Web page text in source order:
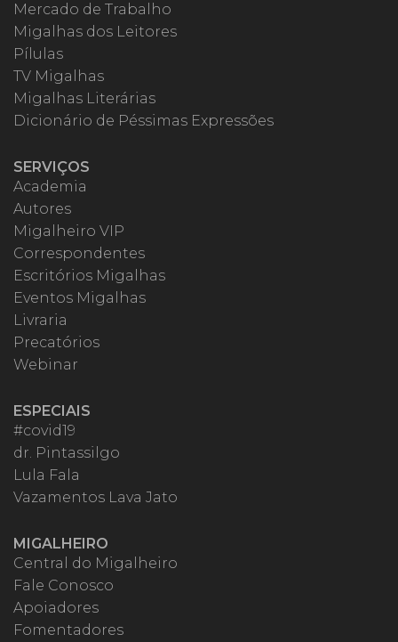
Mercado de Trabalho
Migalhas dos Leitores
Pílulas
TV Migalhas
Migalhas Literárias
Dicionário de Péssimas Expressões
SERVIÇOS
Academia
Autores
Migalheiro VIP
Correspondentes
Escritórios Migalhas
Eventos Migalhas
Livraria
Precatórios
Webinar
ESPECIAIS
#covid19
dr. Pintassilgo
Lula Fala
Vazamentos Lava Jato
MIGALHEIRO
Central do Migalheiro
Fale Conosco
Apoiadores
Fomentadores